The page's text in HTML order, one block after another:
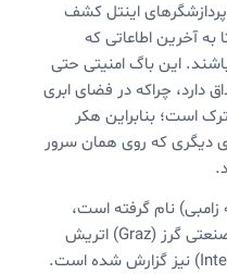
اینتل کشف
آخرین اطاعاتی که
این باگ امنیتی حتی
دارد، چراکه در فضای ابری
است؛ بنابراین هکر
دیگری که روی همان سرور
زامبی) نام گرفته است،‌
توسط کارشناسان امنیتی دانشگاه صنعتی گرز (Graz) اتریش
شناسایی شده و به شرکت اینتل (Intel) نیز گزارش شده است.